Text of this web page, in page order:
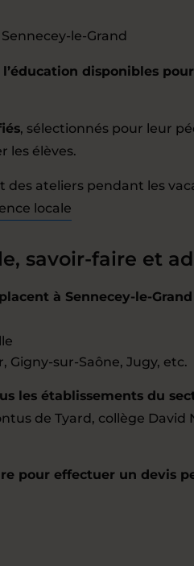
Sennecey-le-Grand
disponibles
, sélectionnés pour leur
les élèves.
des ateliers pendant les
locale
savoir-faire et
à Sennecey-le-
Gigny-sur-Saône, Jugy, etc.
les établissements du
de Tyard, collège David
pour effectuer un devis